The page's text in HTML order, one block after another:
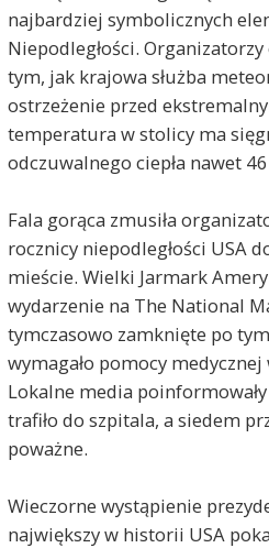
najbardziej symbolicznych
Niepodległości.
tym, jak krajowa służba
ostrzeżenie przed
temperatura w stolicy ma
odczuwalnego ciepła nawet
Fala gorąca zmusiła
rocznicy niepodległości USA
mieście. Wielki Jarmark
wydarzenie na The National
tymczasowo zamknięte po
wymagało pomocy medycznej
Lokalne media
trafiło do szpitala, a siedem
poważne.
Wieczorne wystąpienie
największy w historii USA